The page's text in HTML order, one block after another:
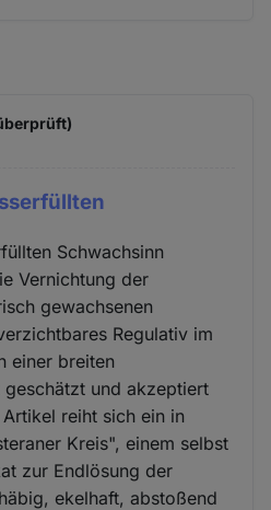
Schwachsinn
Vernichtung der
gewachsenen
Regulativ im
einer breiten
und akzeptiert
reiht sich ein in
Kreis", einem selbst
zur Endlösung der
ekelhaft, abstoßend